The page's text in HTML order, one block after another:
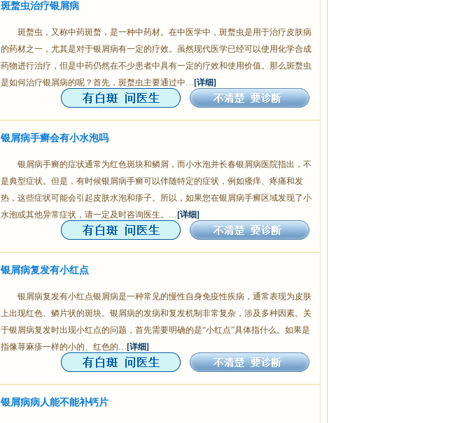
斑蝥虫治疗银屑病
斑蝥虫，又称中药斑蝥，是一种中药材。在中医学中，斑蝥虫是用于治疗皮肤病
的药材之一，尤其是对于银屑病有一定的疗效。虽然现代医学已经可以使用化学合成
药物进行治疗，但是中药仍然在不少患者中具有一定的疗效和使用价值。那么斑蝥虫
是如何治疗银屑病的呢？首先，斑蝥虫主要通过中… [详细]
银屑病手癣会有小水泡吗
银屑病手癣的症状通常为红色斑块和鳞屑，而小水泡并长春银屑病医院指出，不
是典型症状。但是，有时候银屑病手癣可以伴随特定的症状，例如瘙痒、疼痛和发
热，这些症状可能会引起皮肤水泡和疹子。所以，如果您在银屑病手癣区域发现了小
水泡或其他异常症状，请一定及时咨询医生。… [详细]
银屑病复发有小红点
银屑病复发有小红点银屑病是一种常见的慢性自身免疫性疾病，通常表现为皮肤
上出现红色、鳞片状的斑块。银屑病的发病和复发机制非常复杂，涉及多种因素。关
于银屑病复发时出现小红点的问题，首先需要明确的是“小红点”具体指什么。如果是
指像荨麻疹一样的小的、红色的… [详细]
银屑病病人能不能补钙片